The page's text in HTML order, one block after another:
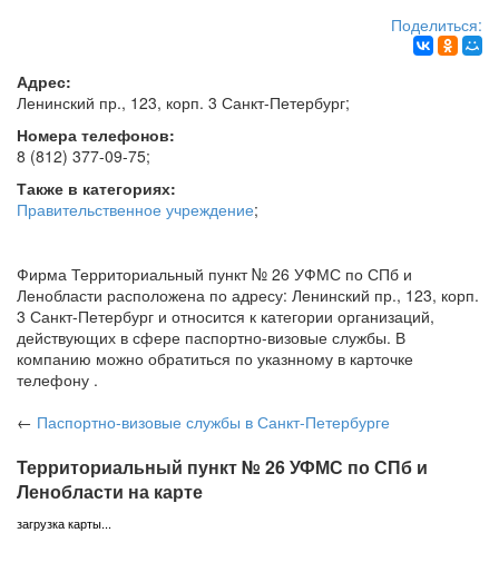
Поделиться:
Адрес:
Ленинский пр., 123, корп. 3 Санкт-Петербург;
Номера телефонов:
8 (812) 377-09-75;
Также в категориях:
Правительственное учреждение;
Фирма Территориальный пункт № 26 УФМС по СПб и
Ленобласти расположена по адресу: Ленинский пр., 123, корп.
3 Санкт-Петербург и относится к категории организаций,
действующих в сфере паспортно-визовые службы. В
компанию можно обратиться по указнному в карточке
телефону .
← Паспортно-визовые службы в Санкт-Петербурге
Территориальный пункт № 26 УФМС по СПб и
Ленобласти на карте
загрузка карты...